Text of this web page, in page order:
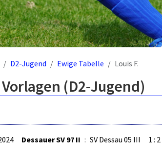
D2-Jugend Ewige Tabelle Louis F.
Vorlagen (D2-Jugend)
Dessauer SV 97 II : SV Dessau 05 III 1 : 2